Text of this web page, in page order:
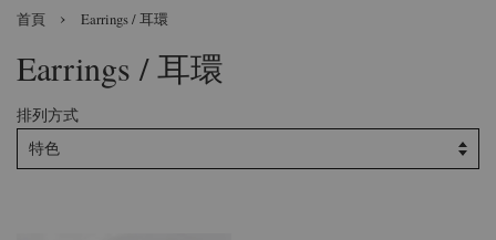
首頁 › Earrings / 耳環
Earrings / 耳環
排列方式